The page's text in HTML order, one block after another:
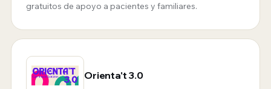
gratuitos de apoyo a pacientes y familiares.
Orienta't 3.0